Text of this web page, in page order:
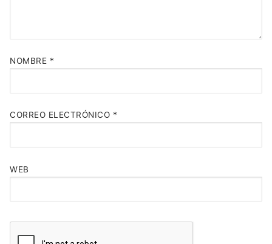
NOMBRE *
CORREO ELECTRÓNICO *
WEB